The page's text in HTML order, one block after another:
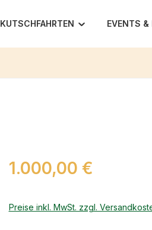
KUTSCHFAHRTEN EVENTS &
Regulärer Preis:
1.000,00 €
Preise inkl. MwSt. zzgl.